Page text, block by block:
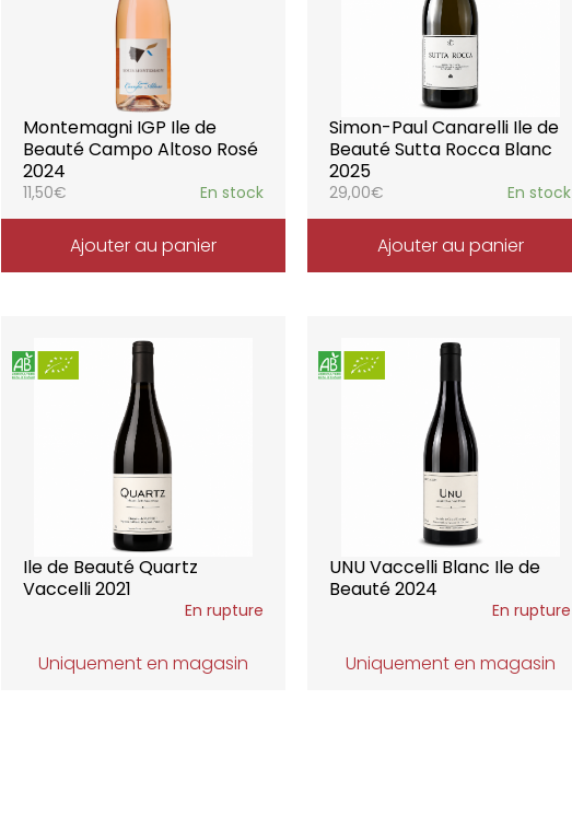
Montemagni IGP Ile de
Beauté Campo Altoso Rosé
2024
11,50€ En stock
Ajouter au panier
Simon-Paul Canarelli Ile de
Beauté Sutta Rocca Blanc
2025
29,00€ En stock
Ajouter au panier
Ile de Beauté Quartz
Vaccelli 2021
En rupture
Uniquement en magasin
UNU Vaccelli Blanc Ile de
Beauté 2024
En rupture
Uniquement en magasin